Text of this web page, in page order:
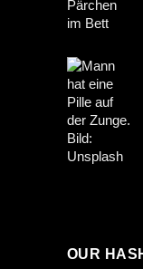
OUR